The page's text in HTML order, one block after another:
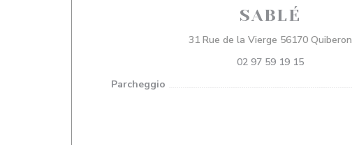
SABLÉ
31 Rue de la Vierge 56170 Quiberon
02 97 59 19 15
Parcheggio